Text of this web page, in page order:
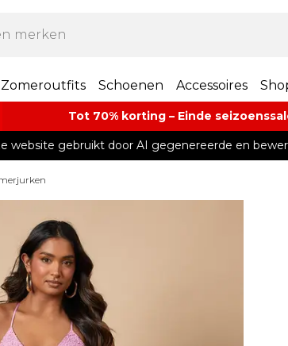
Zomeroutfits Schoenen Accessoires
Tot 70% korting – Einde
website gebruikt door AI gegenereerde en